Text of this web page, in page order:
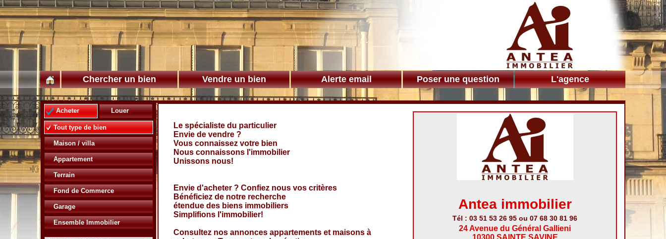
Chercher un bien Vendre un bien Alerte email Poser une question L'agence
Acheter Louer
Tout type de bien
Maison / villa
Appartement
Terrain
Fond de Commerce
Garage
Ensemble Immobilier
Le spécialiste du particulier
Envie de vendre ?
Vous connaissez votre bien
Nous connaissons l'immobilier
Unissons nous!
Envie d'acheter ? Confiez nous vos critères
Bénéficiez de notre recherche
étendue des biens immobiliers
Simplifions l'immobilier!
Consultez nos annonces appartements et maisons à
Antea immobilier
Tél : 03 51 53 26 95 ou 07 68 30 81 96
24 Avenue du Général Gallieni
10300 SAINTE SAVINE